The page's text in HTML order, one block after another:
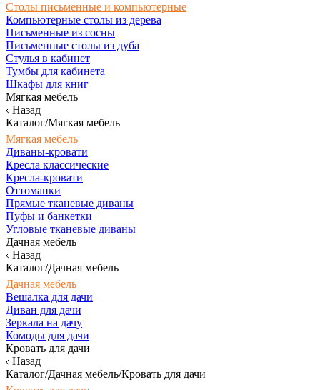
Столы письменные и компьютерные
Компьютерные столы из дерева
Письменные из сосны
Письменные столы из дуба
Стулья в кабинет
Тумбы для кабинета
Шкафы для книг
Мягкая мебель
Назад
Каталог/Мягкая мебель
Мягкая мебель
Диваны-кровати
Кресла классические
Кресла-кровати
Оттоманки
Прямые тканевые диваны
Пуфы и банкетки
Угловые тканевые диваны
Дачная мебель
Назад
Каталог/Дачная мебель
Дачная мебель
Вешалка для дачи
Диван для дачи
Зеркала на дачу
Комоды для дачи
Кровать для дачи
Назад
Каталог/Дачная мебель/Кровать для дачи